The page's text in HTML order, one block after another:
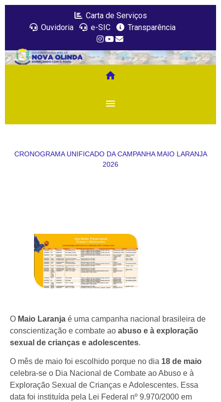
Carta de Serviços
Ouvidoria
e-SIC Transparência
menu
home
CRONOGRAMA UNIFICADO DA CAMPANHA MAIO LARANJA
2026
O Maio Laranja é uma campanha nacional brasileira de
conscientização e combate ao abuso e à exploração
sexual de crianças e adolescentes.
O mês de maio foi escolhido porque no dia 18 de maio
celebra-se o Dia Nacional de Combate ao Abuso e à
Exploração Sexual de Crianças e Adolescentes. Essa
data foi instituída pela Lei Federal nº 9.970/2000 em